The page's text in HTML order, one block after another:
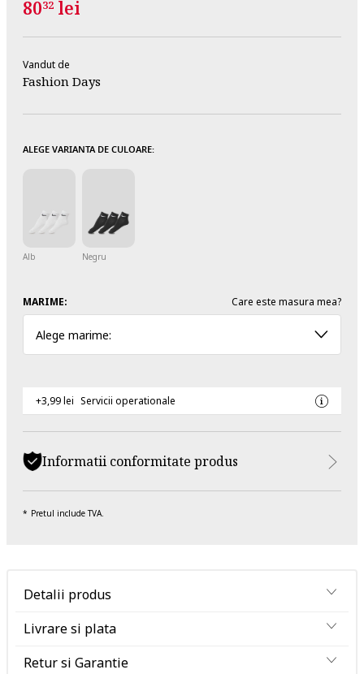
8032 lei
Vandut de
Fashion Days
ALEGE VARIANTA DE CULOARE:
Alb Negru
MARIME: Care este masura mea?
Alege marime:
+3,99 lei Servicii operationale
Informatii conformitate produs
Pretul include TVA.
Detalii produs
Livrare si plata
Retur si Garantie